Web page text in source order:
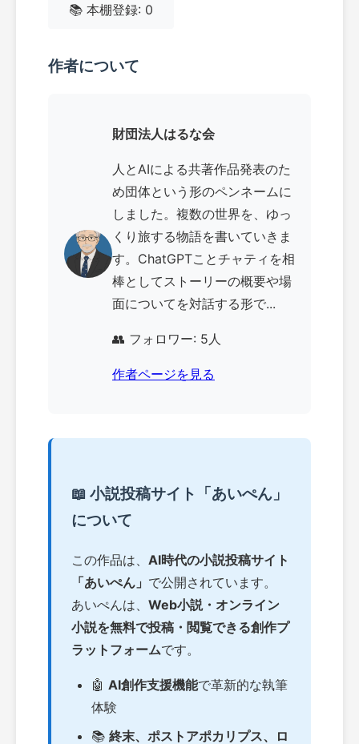
📚 本棚登録: 0
作者について
財団法人はるな会
人とAIによる共著作品発表のた
め団体という形のペンネームに
しました。複数の世界を、ゆっ
くり旅する物語を書いていきま
す。ChatGPTことチャティを相
棒としてストーリーの概要や場
面についてを対話する形で...
👥 フォロワー: 5人
作者ページを見る
📖 小説投稿サイト「あいぺん」
について
この作品は、 AI時代の小説投稿サイト
「あいぺん」 で公開されています。
あいぺんは、 Web小説・オンライン
小説を無料で投稿・閲覧できる創作プ
ラットフォームです。
🤖 AI創作支援機能で革新的な執筆
体験
📚 終末、ポストアポカリプス、ロ